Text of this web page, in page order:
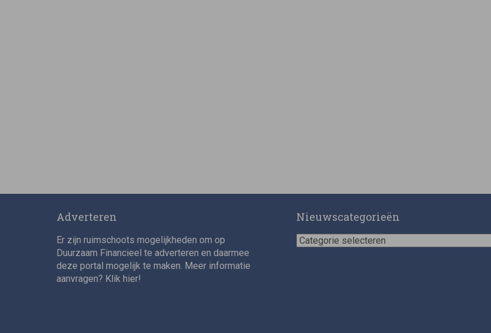
Adverteren
Er zijn ruimschoots mogelijkheden om op
Duurzaam Financieel te adverteren en daarmee
deze portal mogelijk te maken. Meer informatie
aanvragen? Klik hier!
Nieuwscategorieën
Nieuwscategorieën